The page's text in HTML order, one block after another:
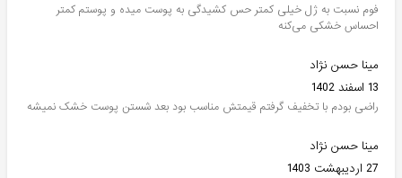
فوم نسبت به ژل خیلی کمتر حس کشیدگی به پوست میده و پوستم کمتر
احساس خشکی می‌کنه
مینا حسن نژاد
13 اسفند 1402
راضی بودم با تخفیف گرفتم قیمتش مناسب بود بعد شستن پوست خشک نمیشه
مینا حسن نژاد
27 اردیبهشت 1403